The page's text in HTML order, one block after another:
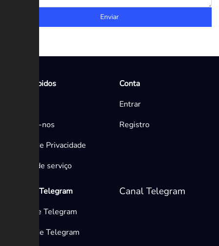
Enviar
Links Rápidos
Contacte-nos
Política de Privacidade
Termos de serviço
Conta
Entrar
Registro
Mídia do Telegram
Canais de Telegram
Grupos de Telegram
Canal Telegram